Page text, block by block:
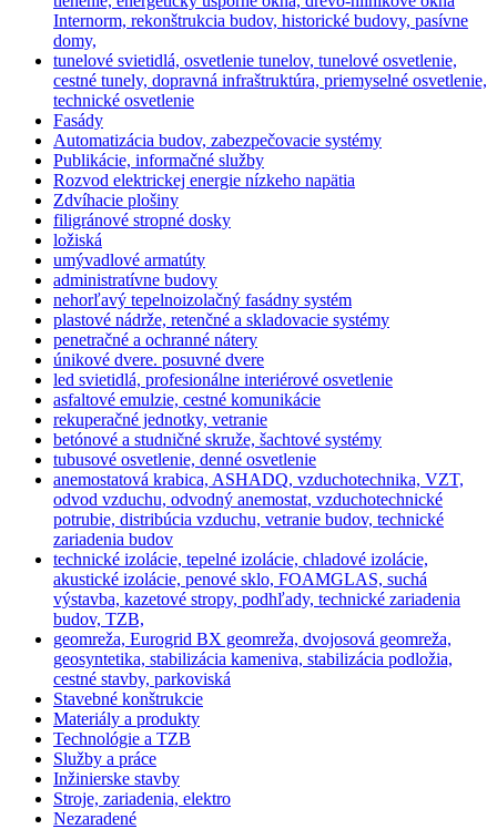
Internorm, rekonštrukcia budov, historické budovy, pasívne
domy,
tunelové svietidlá, osvetlenie tunelov, tunelové osvetlenie,
cestné tunely, dopravná infraštruktúra, priemyselné osvetlenie,
technické osvetlenie
Fasády
Automatizácia budov, zabezpečovacie systémy
Publikácie, informačné služby
Rozvod elektrickej energie nízkeho napätia
Zdvíhacie plošiny
filigránové stropné dosky
ložiská
umývadlové armatúty
administratívne budovy
nehorľavý tepelnoizolačný fasádny systém
plastové nádrže, retenčné a skladovacie systémy
penetračné a ochranné nátery
únikové dvere. posuvné dvere
led svietidlá, profesionálne interiérové osvetlenie
asfaltové emulzie, cestné komunikácie
rekuperačné jednotky, vetranie
betónové a studničné skruže, šachtové systémy
tubusové osvetlenie, denné osvetlenie
anemostatová krabica, ASHADQ, vzduchotechnika, VZT,
odvod vzduchu, odvodný anemostat, vzduchotechnické
potrubie, distribúcia vzduchu, vetranie budov, technické
zariadenia budov
technické izolácie, tepelné izolácie, chladové izolácie,
akustické izolácie, penové sklo, FOAMGLAS, suchá
výstavba, kazetové stropy, podhľady, technické zariadenia
budov, TZB,
geomreža, Eurogrid BX geomreža, dvojosová geomreža,
geosyntetika, stabilizácia kameniva, stabilizácia podložia,
cestné stavby, parkoviská
Stavebné konštrukcie
Materiály a produkty
Technológie a TZB
Služby a práce
Inžinierske stavby
Stroje, zariadenia, elektro
Nezaradené